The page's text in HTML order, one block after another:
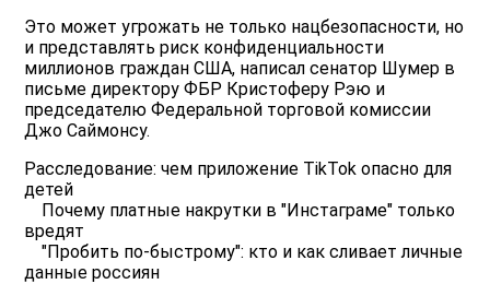
Это может угрожать не только нацбезопасности, но
и представлять риск конфиденциальности
миллионов граждан США, написал сенатор Шумер в
письме директору ФБР Кристоферу Рэю и
председателю Федеральной торговой комиссии
Джо Саймонсу.
Расследование: чем приложение TikTok опасно для
детей
Почему платные накрутки в "Инстаграме" только
вредят
"Пробить по-быстрому": кто и как сливает личные
данные россиян